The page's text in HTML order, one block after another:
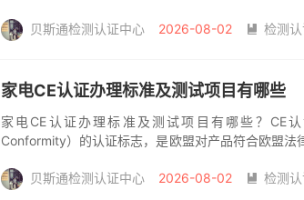
贝斯通检测认证中心 2026-08-02  检测认
家电CE认证办理标准及测试项目有哪些
家电CE认证办理标准及测试项目有哪些？CE
Conformity）的认证标志，是欧盟对产品符合欧盟法
贝斯通检测认证中心 2026-08-02  检测认